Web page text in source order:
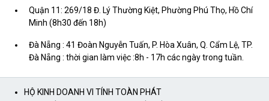
Quận 11: 269/18 Đ. Lý Thường Kiệt, Phường Phú Thọ, Hồ Chí
Minh (8h30 đến 18h)
Đà Nẵng : 41 Đoàn Nguyễn Tuấn, P. Hòa Xuân, Q. Cẩm Lệ, TP.
Đà Nẵng : thời gian làm việc :8h - 17h các ngày trong tuần.
HỘ KINH DOANH VI TÍNH TOÀN PHÁT